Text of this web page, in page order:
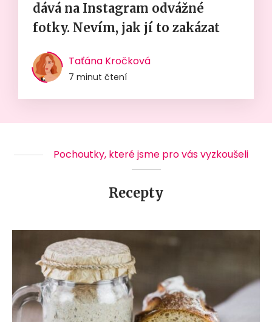
dává na Instagram odvážné
fotky. Nevím, jak jí to zakázat
Taťána Kročková
7 minut čtení
Pochoutky, které jsme pro vás vyzkoušeli
Recepty